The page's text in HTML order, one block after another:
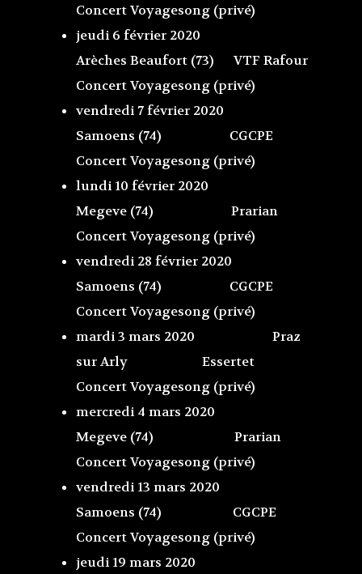
Concert Voyagesong (privé)
jeudi 6 février 2020
Arèches Beaufort (73) VTF Rafour
Concert Voyagesong (privé)
vendredi 7 février 2020
Samoens (74) CGCPE
Concert Voyagesong (privé)
lundi 10 février 2020
Megeve (74) Prarian
Concert Voyagesong (privé)
vendredi 28 février 2020
Samoens (74) CGCPE
Concert Voyagesong (privé)
mardi 3 mars 2020 Praz
sur Arly Essertet
Concert Voyagesong (privé)
mercredi 4 mars 2020
Megeve (74) Prarian
Concert Voyagesong (privé)
vendredi 13 mars 2020
Samoens (74) CGCPE
Concert Voyagesong (privé)
jeudi 19 mars 2020